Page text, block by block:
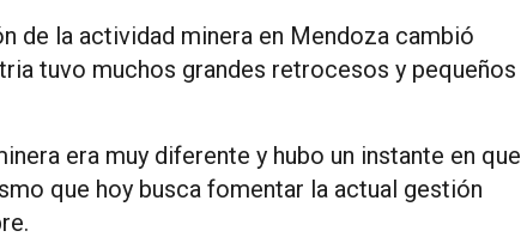
de la actividad minera en Mendoza cambió
tuvo muchos grandes retrocesos y pequeños
era muy diferente y hubo un instante en que
que hoy busca fomentar la actual gestión